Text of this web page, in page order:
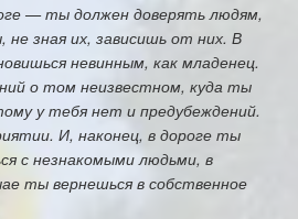
— ты должен доверять людям,
зная их, зависишь от них. В
невинным, как младенец.
о том неизвестном, куда ты
у тебя нет и предубеждений.
И, наконец, в дороге ты
с незнакомыми людьми, в
ты вернешься в собственное